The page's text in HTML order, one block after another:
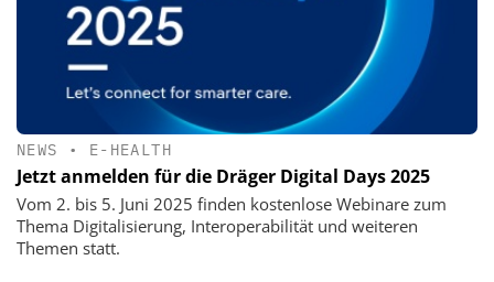
NEWS • E-HEALTH
Jetzt anmelden für die Dräger Digital Days 2025
Vom 2. bis 5. Juni 2025 finden kostenlose Webinare zum
Thema Digitalisierung, Interoperabilität und weiteren
Themen statt.